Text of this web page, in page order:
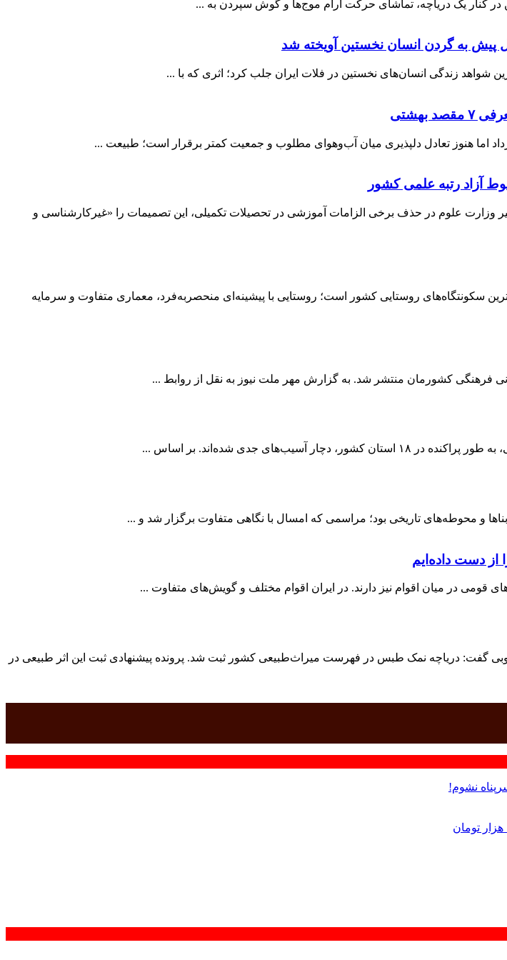
یک دریاچه، تماشای حرکت آرام موج‌ها و گوش سپردن به ...
شواهد زندگی انسان‌های نخستین در فلات ایران جلب کرد؛ اثری که با ...
بهشتی
اما هنوز تعادل دلپذیری میان آب‌وهوای مطلوب و جمعیت کمتر برقرار است؛ طبیعت ...
آزاد رتبه علمی کشور
وزارت علوم در حذف برخی الزامات آموزشی در تحصیلات تکمیلی، این تصمیمات را «غیرکارشناسی و
سکونتگاه‌های روستایی کشور است؛ روستایی با پیشینه‌ای منحصر‌به‌فرد، معماری متفاوت و سرمایه‌
و محوطه‌های تاریخی بود؛ مراسمی که امسال با نگاهی متفاوت برگزار شد و ...
از دست داده‌ایم
قومی در میان اقوام نیز دارند. در ایران اقوام مختلف و گویش‌های متفاوت ...
گفت: دریاچه نمک طبس در فهرست میراث‌طبیعی کشور ثبت شد. پرونده پیشنهادی ثبت این اثر طبیعی در
نشوم!